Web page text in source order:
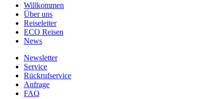
Willkommen
Über uns
Reiseleiter
ECO Reisen
News
Newsletter
Service
Rückrufservice
Anfrage
FAQ